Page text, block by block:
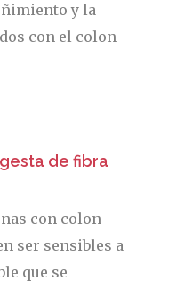
y la
con el colon
de fibra
con colon
ser sensibles a
que se